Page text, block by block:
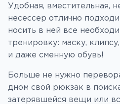
с
т
в
о
т
о
Удобная, вместительная,
несессер отлично
носить в ней все
тренировку: маску,
и даже сменную обувь!
Больше не нужно
дном свой рюкзак в
затерявшейся вещи или